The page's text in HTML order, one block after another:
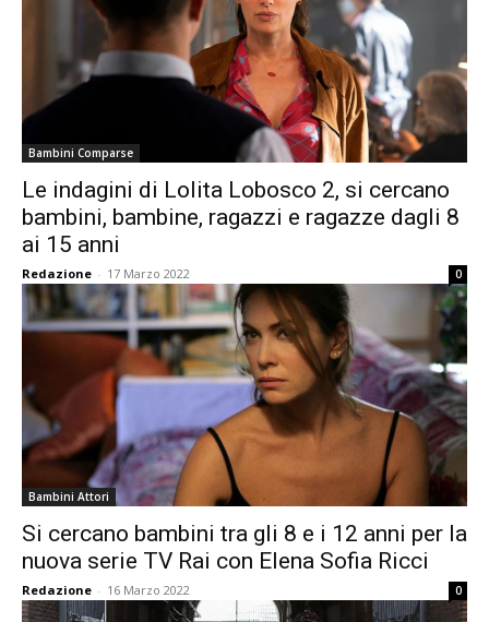
Bambini Comparse
Le indagini di Lolita Lobosco 2, si cercano
bambini, bambine, ragazzi e ragazze dagli 8
ai 15 anni
Redazione - 17 Marzo 2022 0
Bambini Attori
Si cercano bambini tra gli 8 e i 12 anni per la
nuova serie TV Rai con Elena Sofia Ricci
Redazione - 16 Marzo 2022 0